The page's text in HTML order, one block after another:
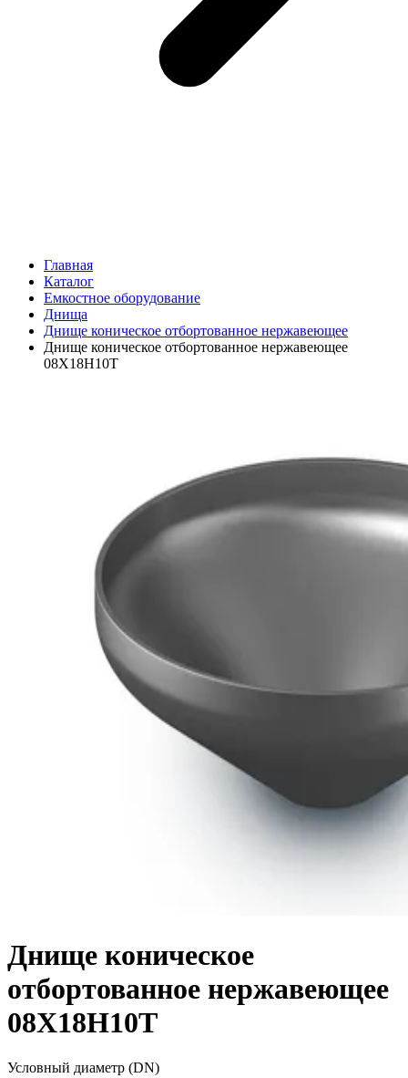
Главная
Каталог
Емкостное оборудование
Днища
Днище коническое отбортованное нержавеющее
Днище коническое отбортованное нержавеющее
08Х18Н10Т
Днище коническое
отбортованное нержавеющее
08Х18Н10Т
Условный диаметр (DN)